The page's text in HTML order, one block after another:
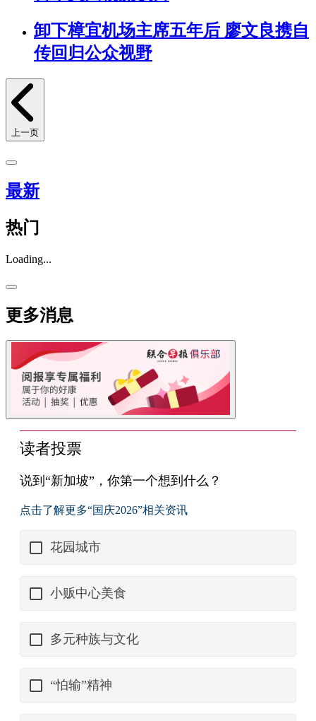
卸下樟宜机场主席五年后 廖文良携自
传回归公众视野
上一页
最新
热门
Loading...
更多消息